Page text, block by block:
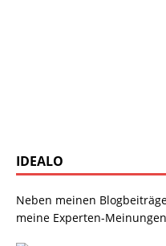
IDEALO
Neben meinen
meine Experten-